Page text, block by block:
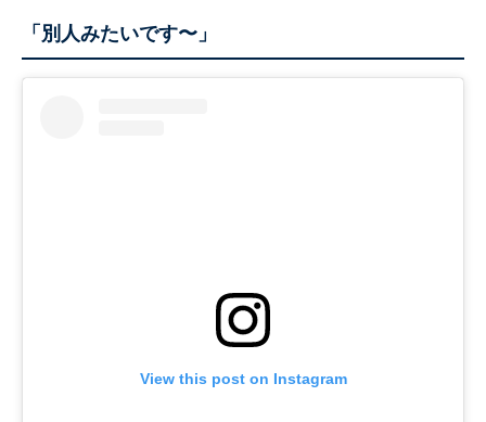
「別人みたいです〜」
View this post on Instagram